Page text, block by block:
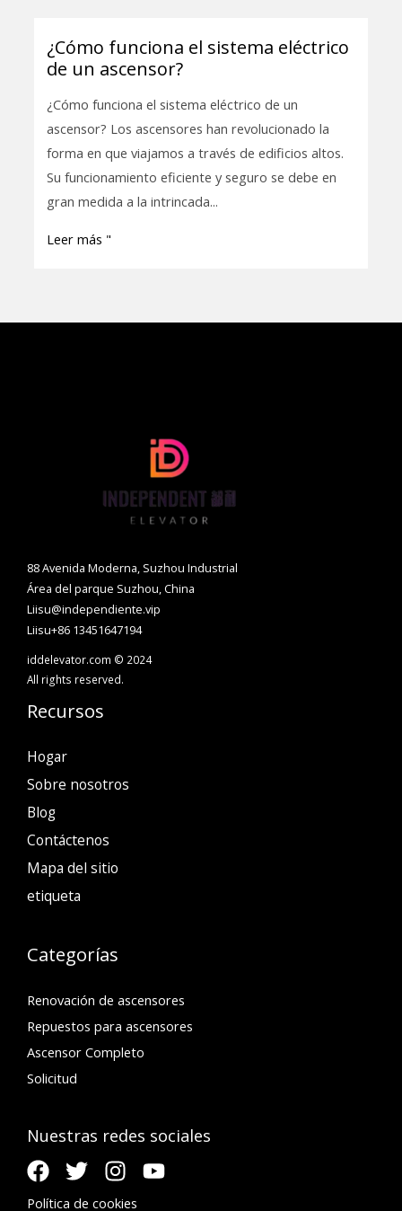
¿Cómo funciona el sistema eléctrico
de un ascensor?
¿Cómo funciona el sistema eléctrico de un
ascensor? Los ascensores han revolucionado la
forma en que viajamos a través de edificios altos.
Su funcionamiento eficiente y seguro se debe en
gran medida a la intrincada...
¿Cómo
funciona
ascensor?
Leer más "
88 Avenida Moderna, Suzhou Industrial
Área del parque Suzhou, China
Liisu@independiente.vip
Liisu+86 13451647194
iddelevator.com © 2024
All rights reserved.
Recursos
Hogar
Sobre nosotros
Blog
Contáctenos
Mapa del sitio
etiqueta
Categorías
Renovación de ascensores
Repuestos para ascensores
Ascensor Completo
Solicitud
Nuestras redes sociales
Política de cookies